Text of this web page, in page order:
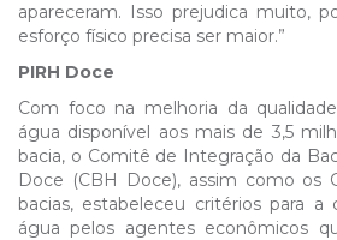
apareceram. Isso prejudica muito,
esforço físico precisa ser maior.”
PIRH Doce
Com foco na melhoria da
água disponível aos mais de 3,5
bacia, o Comitê de Integração da
Doce (CBH Doce), assim como os
bacias, estabeleceu critérios para a
água pelos agentes econômicos